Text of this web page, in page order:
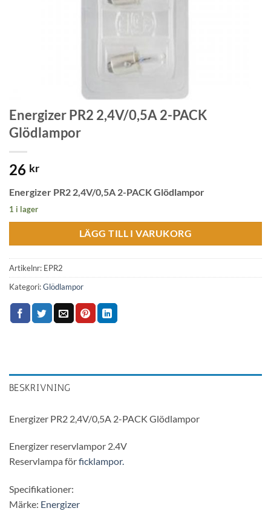
Energizer PR2 2,4V/0,5A 2-PACK
Glödlampor
26 kr
Energizer PR2 2,4V/0,5A 2-PACK Glödlampor
1 i lager
LÄGG TILL I VARUKORG
Artikelnr: EPR2
Kategori:Glödlampor
BESKRIVNING
Energizer PR2 2,4V/0,5A 2-PACK Glödlampor
Energizer reservlampor 2.4V
Reservlampa förficklampor.
Specifikationer:
Märke: Energizer